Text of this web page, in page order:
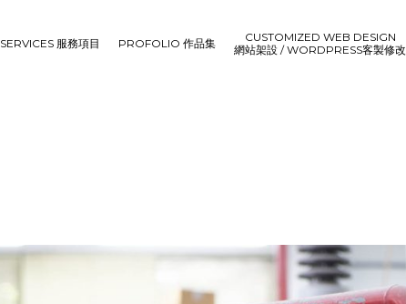
SERVICES 服務項目 PROFOLIO 作品集
CUSTOMIZED WEB DESIGN
網站架設 / WORDPRESS客製修改